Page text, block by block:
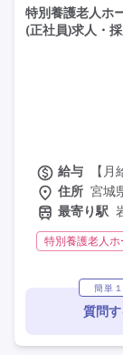
特別養護老人ホ
(正社員)求人・
給与
【
住所 宮城
最寄り駅
特別養護老人
交通費支給
定年60歳以上
簡単
質問